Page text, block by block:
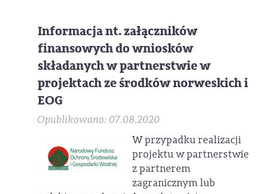
Informacja nt. załączników
finansowych do wniosków
składanych w partnerstwie w
projektach ze środków norweskich i
EOG
Opublikowano: 07.08.2020
W przypadku realizacji
projektu w partnerstwie
z partnerem
zagranicznym lub